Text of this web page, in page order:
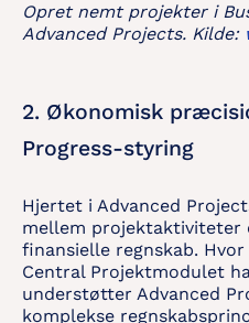
Opret nemt projekter i
Advanced Projects. Kilde:
2. Økonomisk
Progress-styring
Hjertet i Advanced
mellem projektaktiviteter
finansielle regnskab.
Central Projektmodulet
understøtter Advanced
komplekse